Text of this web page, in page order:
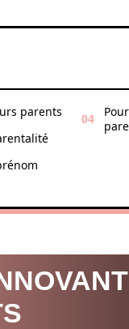
parents